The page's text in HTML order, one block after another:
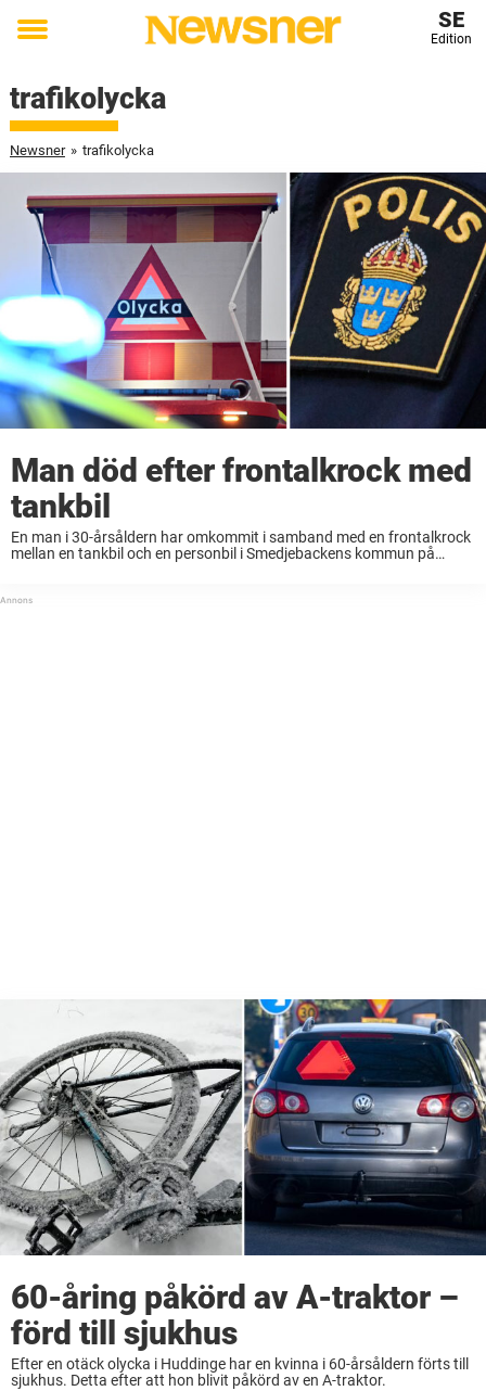
Toggle
SE
Edition
trafikolycka
Newsner » trafikolycka
Man död efter frontalkrock med
tankbil
En man i 30-årsåldern har omkommit i samband med en frontalkrock
mellan en tankbil och en personbil i Smedjebackens kommun på
60-åring påkörd av A-traktor –
förd till sjukhus
Efter en otäck olycka i Huddinge har en kvinna i 60-årsåldern förts till
sjukhus. Detta efter att hon blivit påkörd av en A-traktor.